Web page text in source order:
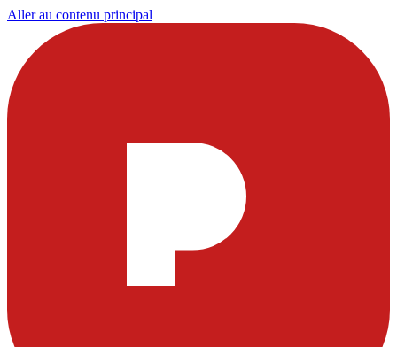
Aller au contenu principal